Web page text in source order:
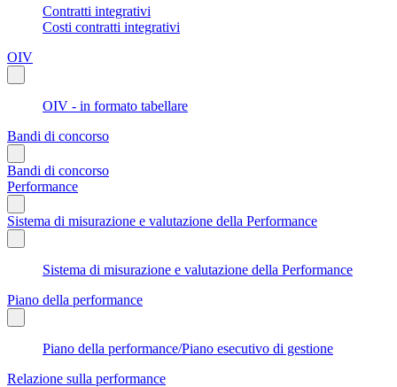
Contratti integrativi
Costi contratti integrativi
OIV
OIV - in formato tabellare
Bandi di concorso
Bandi di concorso
Performance
Sistema di misurazione e valutazione della Performance
Sistema di misurazione e valutazione della Performance
Piano della performance
Piano della performance/Piano esecutivo di gestione
Relazione sulla performance